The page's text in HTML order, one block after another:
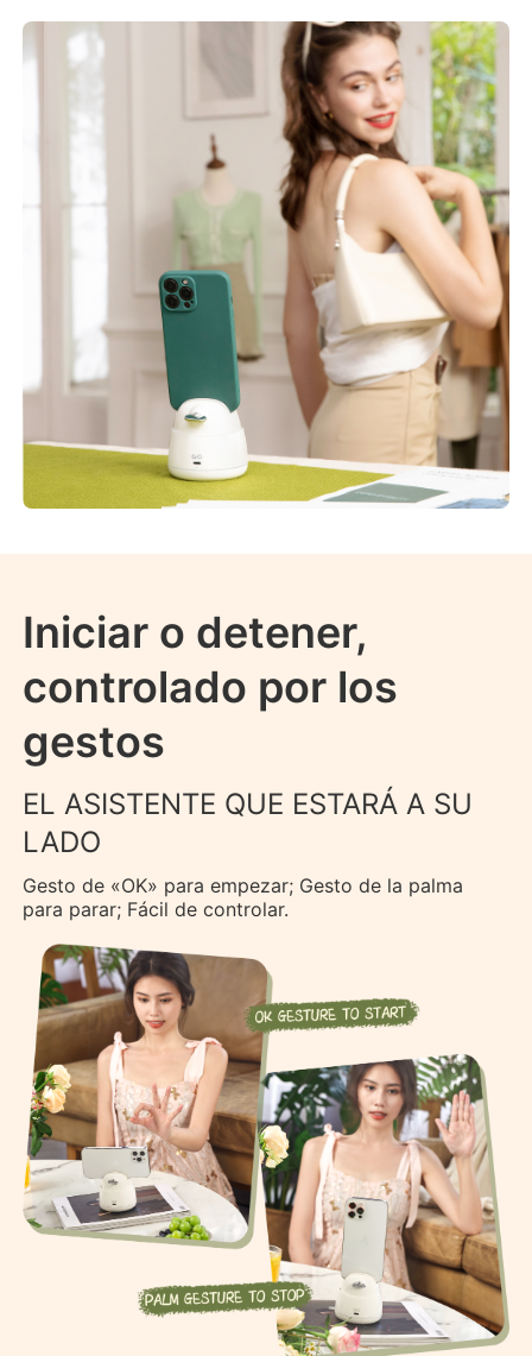
Iniciar o detener,
controlado por los
gestos
EL ASISTENTE QUE ESTARÁ A SU
LADO
Gesto de «OK» para empezar; Gesto de la palma
para parar; Fácil de controlar.